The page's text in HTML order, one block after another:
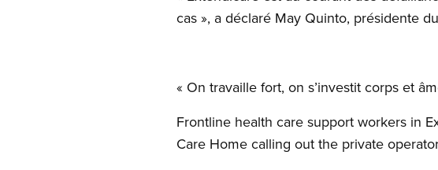
cas », a déclaré May Quinto, présidente
« On travaille fort, on s’investit corps et
Frontline health care support workers in
Care Home calling out the private